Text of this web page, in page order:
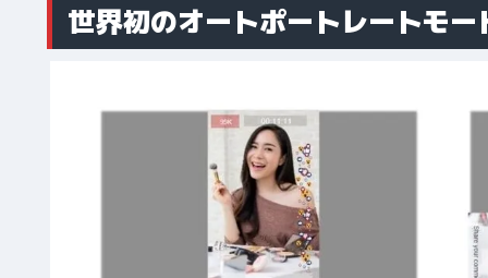
世界初のオートポートレートモー